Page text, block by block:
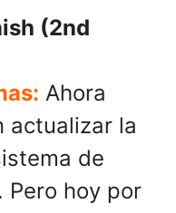
(2nd
Ahora
actualizar la
de
hoy por